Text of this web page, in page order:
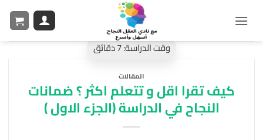
المقالات
كيف تقرا اقل و تتعلم اكثر ؟ ضمانات
النجاح في الدراسة (الجزء الاول )